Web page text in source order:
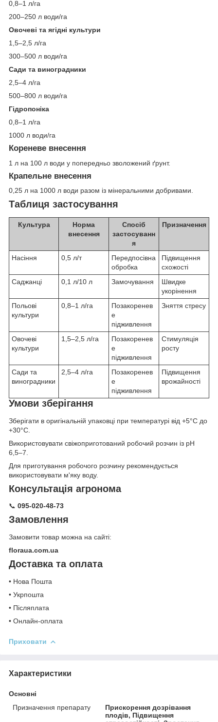
0,8–1 л/га
200–250 л води/га
Овочеві та ягідні культури
1,5–2,5 л/га
300–500 л води/га
Сади та виноградники
2,5–4 л/га
500–800 л води/га
Гідропоніка
0,8–1 л/га
1000 л води/га
Кореневе внесення
1 л на 100 л води у попередньо зволожений ґрунт.
Крапельне внесення
0,25 л на 1000 л води разом із мінеральними добривами.
Таблиця застосування
Культура
Норма
внесення
Спосіб
застосуванн
я
Призначення
Насіння 0,5 л/т
Передпосівна
обробка
Підвищення
схожості
Саджанці
0,1 л/10 л Замочування
Швидке
укорінення
Польові
культури
0,8–1 л/га
Позакоренев
е
підживлення
Зняття стресу
Овочеві
культури
1,5–2,5 л/га
Позакоренев
е
підживлення
Стимуляція
росту
Сади та
виноградники
2,5–4 л/га
Позакоренев
е
підживлення
Підвищення
врожайності
Умови зберігання
Зберігати в оригінальній упаковці при температурі від +5°C до
+30°C.
Використовувати свіжоприготований робочий розчин із рН
6,5–7.
Для приготування робочого розчину рекомендується
використовувати м'яку воду.
Консультація агронома
📞 095-020-48-73
Замовлення
Замовити товар можна на сайті:
floraua.com.ua
Доставка та оплата
• Нова Пошта
• Укрпошта
• Післяплата
• Онлайн-оплата
Приховати
Характеристики
Основні
Призначення препарату
Прискорення дозрівання
плодів, Підвищення